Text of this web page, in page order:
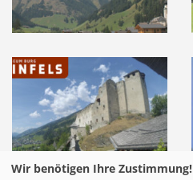
Wir benötigen Ihre Zustimmung!